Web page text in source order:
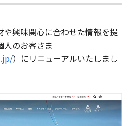
興味関心に合わせた情報を提
人のお客さま
）にリニューアルいたしまし